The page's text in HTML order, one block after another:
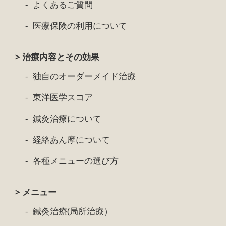
よくあるご質問
医療保険の利用について
> 治療内容とその効果
独自のオーダーメイド治療
東洋医学スコア
鍼灸治療について
経絡あん摩について
各種メニューの選び方
> メニュー
鍼灸治療(局所治療）